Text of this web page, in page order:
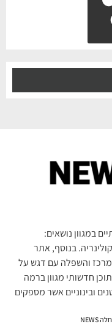
נושאים:
בנוסף, אתר
והשפלה עם דגש על
מגוון ברמה
אשר מספקים